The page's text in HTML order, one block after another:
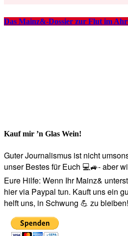
Das Mainz&-Dossier zur Flut im
Kauf mir ’n Glas Wein!
Guter Journalismus ist nicht
unser Bestes für Euch 💻🚙- aber
Eure Hilfe: Wenn Ihr Mainz&
hier via Paypal tun. Kauft uns ein
helft uns, in Schwung 💪 zu bleiben!